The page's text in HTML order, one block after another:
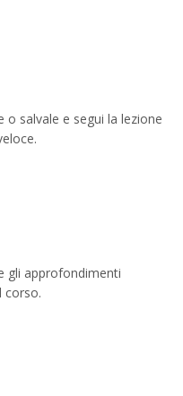
o salvale e segui la lezione
gli approfondimenti
corso.